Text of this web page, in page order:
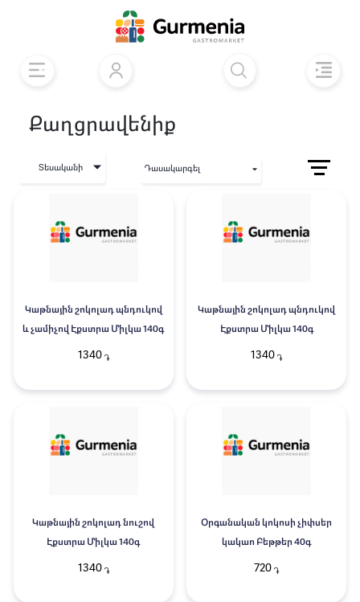
Քաղցրավենիք
Տեսականի Դասակարգել
Կաթնային շոկոլադ պնդուկով
և չամիչով Էքստրա Միլկա 140գ
1340֏
Կաթնային շոկոլադ պնդուկով
Էքստրա Միլկա 140գ
1340 ֏
Կաթնային շոկոլադ նուշով
Էքստրա Միլկա 140գ
1340֏
Օրգանական կոկոսի չիփսեր
կակաո Բեթթեր 40գ
720 ֏